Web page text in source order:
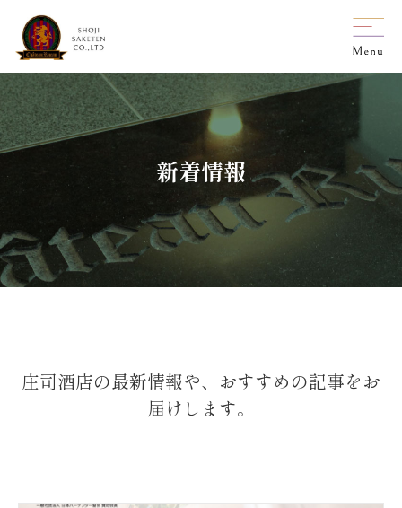
新着情報
庄司酒店の最新情報や、おすすめの記事をお
届けします。